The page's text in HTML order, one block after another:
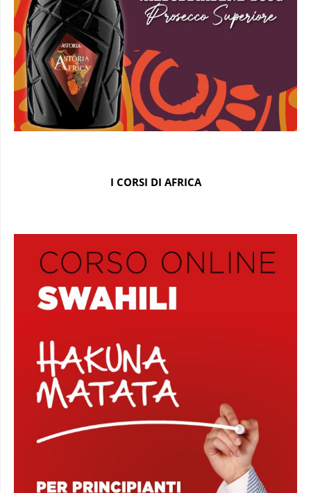
I CORSI DI AFRICA